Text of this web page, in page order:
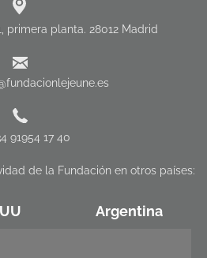
primera planta. 28012 Madrid
91954 17 40
de la Fundación en otros países:
Argentina